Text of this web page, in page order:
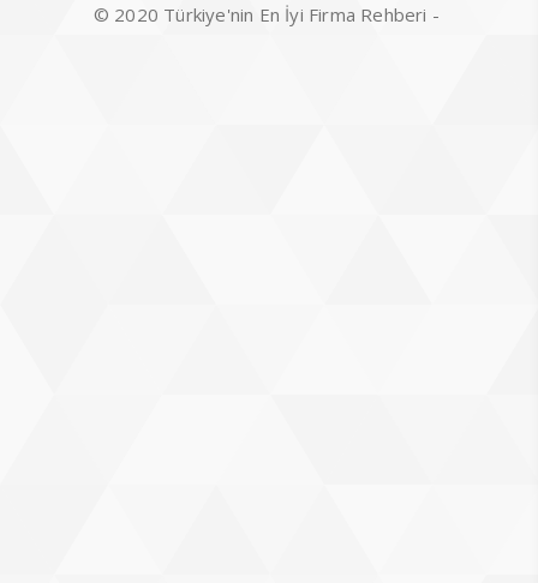
© 2020 Türkiye'nin En İyi Firma Rehberi -